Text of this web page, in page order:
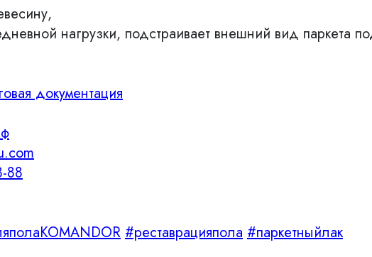
нагрузки, подстраивает внешний вид паркета
документация
88
#реставрацияпола #паркетныйлак